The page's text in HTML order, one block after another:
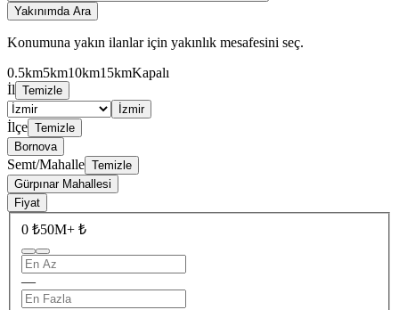
Yakınımda Ara
Konumuna yakın ilanlar için yakınlık mesafesini seç.
0.5km5km10km15kmKapalı
İl Temizle
İzmir
İlçe Temizle
Bornova
Semt/Mahalle Temizle
Gürpınar Mahallesi
Fiyat
0 ₺50M+ ₺
—